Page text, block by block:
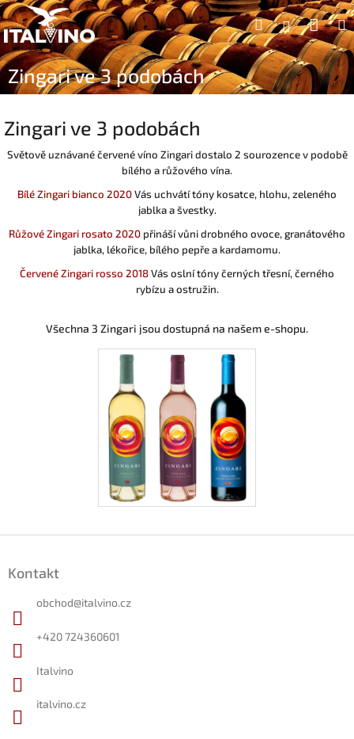
Přejít
na
obsah
Hledat
Zingari ve 3 podobách
Zingari ve 3 podobách
Světově uznávané červené víno Zingari dostalo 2 sourozence v podobě
bílého a růžového vína.
Bílé Zingari bianco 2020Vás uchvátí tóny kosatce, hlohu, zeleného
jablka a švestky.
Růžové Zingari rosato 2020 přináší vůni drobného ovoce, granátového
jablka, lékořice, bílého pepře a kardamomu.
Červené Zingari rosso 2018Vás oslní tóny černých třesní, černého
rybízu a ostružin.
Všechna 3 Zingari jsou dostupná na našem e-shopu.
Kontakt
obchod@italvino.cz
+420 724360601
Italvino
italvino.cz